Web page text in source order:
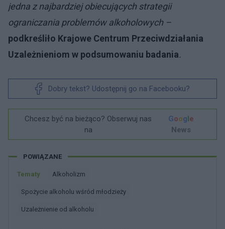
jedna z najbardziej obiecujących strategii
ograniczania problemów alkoholowych –
podkreśliło Krajowe Centrum Przeciwdziałania
Uzależnieniom w podsumowaniu badania.
Dobry tekst? Udostępnij go na Facebooku?
Chcesz być na bieżąco? Obserwuj nas
na
Google
News
POWIĄZANE
Tematy Alkoholizm
Spożycie alkoholu wśród młodzieży
Uzależnienie od alkoholu